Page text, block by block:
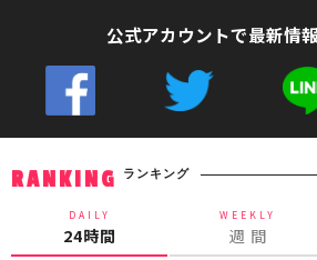
公式アカウントで最新情
RANKING ランキング
DAILY
24時間
WEEKLY
週 間